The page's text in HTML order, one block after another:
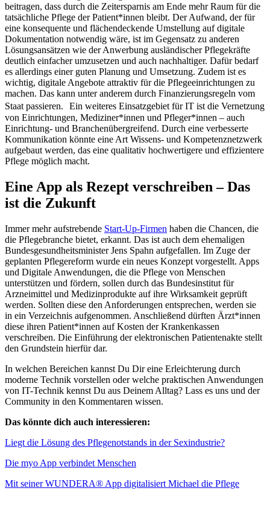
beitragen, dass durch die Zeitersparnis am Ende mehr Raum für die
tatsächliche Pflege der Patient*innen bleibt. Der Aufwand, der für
eine konsequente und flächendeckende Umstellung auf digitale
Dokumentation notwendig wäre, ist im Gegensatz zu anderen
Lösungsansätzen wie der Anwerbung ausländischer Pflegekräfte
deutlich einfacher umzusetzen und auch nachhaltiger. Dafür bedarf
es allerdings einer guten Planung und Umsetzung. Zudem ist es
wichtig, digitale Angebote attraktiv für die Pflegeeinrichtungen zu
machen. Das kann unter anderem durch Finanzierungsregeln vom
Staat passieren. Ein weiteres Einsatzgebiet für IT ist die Vernetzung
von Einrichtungen, Mediziner*innen und Pfleger*innen – auch
Einrichtung- und Branchenübergreifend. Durch eine verbesserte
Kommunikation könnte eine Art Wissens- und Kompetenznetzwerk
aufgebaut werden, das eine qualitativ hochwertigere und effizientere
Pflege möglich macht.
Eine App als Rezept verschreiben – Das
ist die Zukunft
Immer mehr aufstrebende Start-Up-Firmen haben die Chancen, die
die Pflegebranche bietet, erkannt. Das ist auch dem ehemaligen
Bundesgesundheitsminister Jens Spahn aufgefallen. Im Zuge der
geplanten Pflegereform wurde ein neues Konzept vorgestellt. Apps
und Digitale Anwendungen, die die Pflege von Menschen
unterstützen und fördern, sollen durch das Bundesinstitut für
Arzneimittel und Medizinprodukte auf ihre Wirksamkeit geprüft
werden. Sollten diese den Anforderungen entsprechen, werden sie
in ein Verzeichnis aufgenommen. Anschließend dürften Ärzt*innen
diese ihren Patient*innen auf Kosten der Krankenkassen
verschreiben. Die Einführung der elektronischen Patientenakte stellt
den Grundstein hierfür dar.
In welchen Bereichen kannst Du Dir eine Erleichterung durch
moderne Technik vorstellen oder welche praktischen Anwendungen
von IT-Technik kennst Du aus Deinem Alltag? Lass es uns und der
Community in den Kommentaren wissen.
Das könnte dich auch interessieren:
Liegt die Lösung des Pflegenotstands in der Sexindustrie?
Die myo App verbindet Menschen
Mit seiner WUNDERA® App digitalisiert Michael die Pflege